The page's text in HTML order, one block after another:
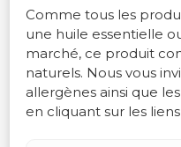
Comme tous les
une huile essentielle
marché, ce produit
naturels. Nous vous
allergènes ainsi que
en cliquant sur les